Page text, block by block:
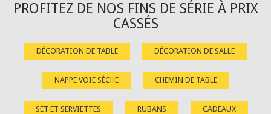
PROFITEZ DE NOS FINS DE SÉRIE À PRIX
CASSÉS
DÉCORATION DE TABLE DÉCORATION DE SALLE
NAPPE VOIE SÈCHE CHEMIN DE TABLE
SET ET SERVIETTES RUBANS CADEAUX